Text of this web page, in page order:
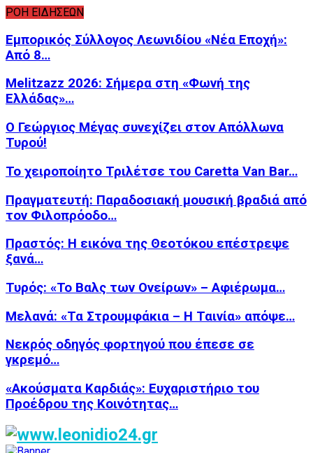
ΡΟΗ ΕΙΔΗΣΕΩΝ
Εμπορικός Σύλλογος Λεωνιδίου «Νέα Εποχή»:
Από 8…
Melitzazz 2026: Σήμερα στη «Φωνή της
Ελλάδας»…
Ο Γεώργιος Μέγας συνεχίζει στον Απόλλωνα
Τυρού!
Το χειροποίητο Τριλέτσε του Caretta Van Bar…
Πραγματευτή: Παραδοσιακή μουσική βραδιά από
τον Φιλοπρόοδο…
Πραστός: Η εικόνα της Θεοτόκου επέστρεψε
ξανά…
Τυρός: «Το Βαλς των Ονείρων» – Αφιέρωμα…
Μελανά: «Τα Στρουμφάκια – Η Ταινία» απόψε…
Νεκρός οδηγός φορτηγού που έπεσε σε
γκρεμό…
«Ακούσματα Καρδιάς»: Ευχαριστήριο του
Προέδρου της Κοινότητας…